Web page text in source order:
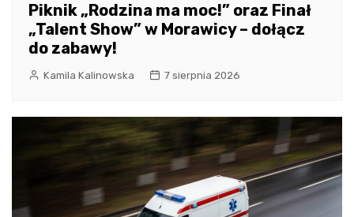
Piknik „Rodzina ma moc!” oraz Finał
„Talent Show” w Morawicy – dołącz
do zabawy!
Kamila Kalinowska 7 sierpnia 2026